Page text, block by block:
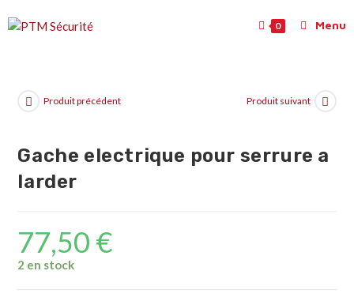
0 Menu
Produit précédent Produit suivant
Gache electrique pour serrure a
larder
77,50 €
2 en stock